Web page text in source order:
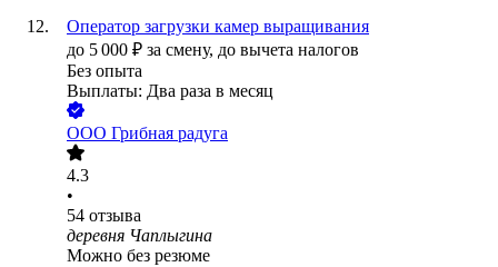
Оператор загрузки камер выращивания
до 5 000 ₽ за смену, до вычета налогов
Без опыта
Выплаты: Два раза в месяц
ООО Грибная радуга
4.3
•
54 отзыва
деревня Чаплыгина
Можно без резюме